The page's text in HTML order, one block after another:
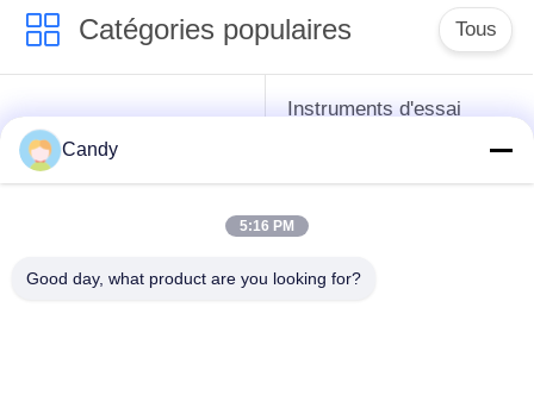
Catégories populaires Tous
instruments de essai
de pétrole
Instruments d'essai
graisse
Équipement d'essai
d'huile de
Candy
5:16 PM
Good day, what product are you looking for?